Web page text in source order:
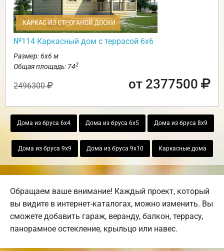
КАРКАС ИЗ СТРОГАНОЙ ДОСКИ
№114 Каркасный дом с террасой 6х6
Размер: 6х6 м
Общая площадь: 742
2496300 от 2377500
Дома из бруса 6х4 Дома из бруса 6х5 Дома из бруса 8х9
Дома из бруса 9х9 Дома из бруса 9х10 Каркасные дома
Обращаем ваше внимание! Каждый проект, который
вы видите в интернет-каталогах, можно изменить. Вы
сможете добавить гараж, веранду, балкон, террасу,
панорамное остекление, крыльцо или навес.